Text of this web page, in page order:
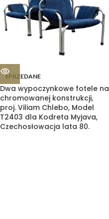
SPRZEDANE
Dwa wypoczynkowe fotele na
chromowanej konstrukcji,
proj. Viliam Chlebo, Model
T2403 dla Kodreta Myjava,
Czechosłowacja lata 80.